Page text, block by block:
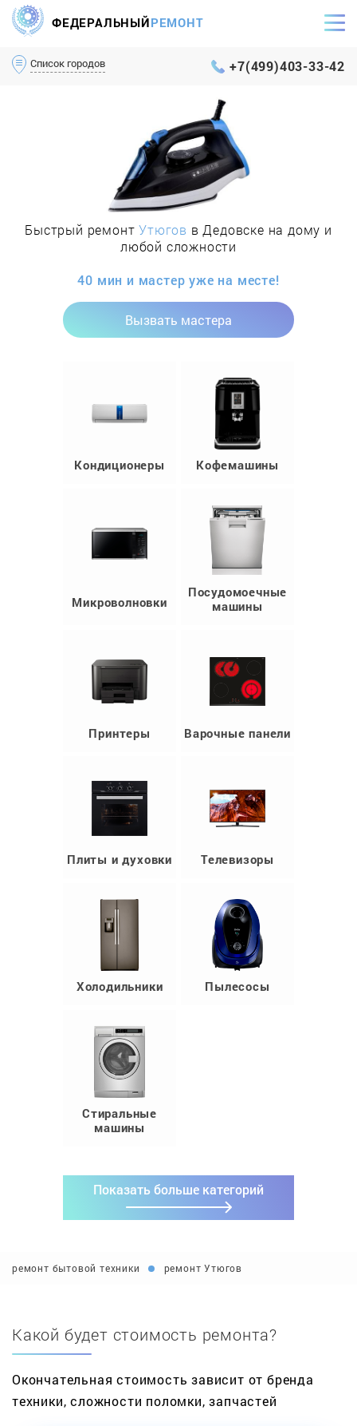
ФЕДЕРАЛЬНЫЙРЕМОНТ
Список городов +7(499)403-33-42
Быстрый ремонтУтюгов в Дедовске на дому и
любой сложности
40 мин и мастер уже на месте!
Вызвать мастера
Кондиционеры Кофемашины
Микроволновки
Посудомоечные
машины
Принтеры Варочные панели
Плиты и духовки Телевизоры
Холодильники Пылесосы
Стиральные
машины
Показать больше категорий
ремонт бытовой техники ремонт Утюгов
Какой будет стоимость ремонта?
Окончательная стоимость зависит от бренда
техники, сложности поломки, запчастей